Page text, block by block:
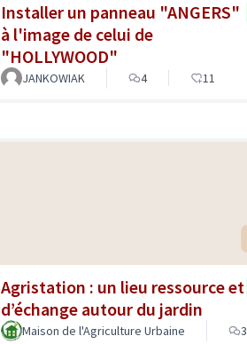
Installer un panneau "ANGERS"
à l'image de celui de
"HOLLYWOOD"
JANKOWIAK 4 11
Agristation : un lieu ressource et
d’échange autour du jardin
Maison de l'Agriculture Urbaine
3